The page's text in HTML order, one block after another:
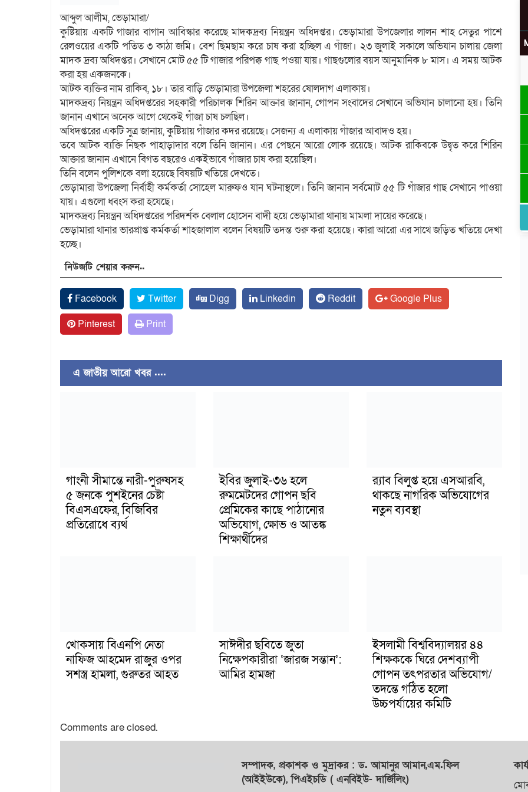
আব্দুল আলীম, ভেড়ামারা/
কুষ্টিয়ায় একটি গাজার বাগান আবিস্কার করেছে মাদকদ্রব্য নিয়ন্ত্রন অধিদপ্তর। ভেড়ামারা উপজেলার লালন শাহ সেতুর পাশে
রেলওয়ের একটি পতিত ৩ কাঠা জমি। বেশ ছিমছাম করে চাষ করা হচ্ছিল এ গাঁজা। ২৩ জুলাই সকালে অভিযান চালায় জেলা
মাদক দ্রব্য অধিদপ্তর। সেখানে মোট ৫৫ টি গাজার পরিপক্ক গাছ পওয়া যায়। গাছগুলোর বয়স আনুমানিক ৮ মাস। এ সময় আটক
করা হয় একজনকে।
আটক ব্যক্তির নাম রাকিব, ১৮। তার বাড়ি ভেড়ামারা উপজেলা শহরের ষোলদাগ এলাকায়।
মাদকদ্রব্য নিয়ন্ত্রন অধিদপ্তরের সহকারী পরিচালক শিরিন আক্তার জানান, গোপন সংবাদের সেখানে অভিযান চালানো হয়। তিনি
জানান এখানে অনেক আগে থেকেই গাঁজা চাষ চলছিল।
অধিদপ্তরের একটি সুত্র জানায়, কুষ্টিয়ায় গাঁজার কদর রয়েছে। সেজন্য এ এলাকায় গাঁজার আবাদও হয়।
তবে আটক ব্যক্তি নিছক পাহাড়াদার বলে তিনি জানান। এর পেছনে আরো লোক রয়েছে। আটক রাকিবকে উদ্বৃত করে শিরিন
আক্তার জানান এখানে বিগত বছরেও একইভাবে গাঁজার চাষ করা হয়েছিল।
তিনি বলেন পুলিশকে বলা হয়েছে বিষয়টি খতিয়ে দেখতে।
ভেড়ামারা উপজেলা নির্বাহী কর্মকর্তা সোহেল মারুফও যান ঘটনাস্থলে। তিনি জানান সর্বমোট ৫৫ টি গাঁজার গাছ সেখানে পাওয়া
যায়। এগুলো ধবংস করা হযেছে।
মাদকদ্রব্য নিয়ন্ত্রন অধিদপ্তরের পরিদর্শক বেলাল হোসেন বাদী হয়ে ভেড়ামারা থানায় মামলা দায়ের করেছে।
ভেড়ামারা থানার ভারপ্রাপ্ত কর্মকর্তা শাহজালাল বলেন বিষয়টি তদন্ত শুরু করা হয়েছে। কারা আরো এর সাথে জড়িত খতিয়ে দেখা
হচ্ছে।
নিউজটি শেয়ার করুন..
Facebook Twitter Digg Linkedin Reddit
Google Plus
Pinterest
Print
এ জাতীয় আরো খবর ....
গাংনী সীমান্তে নারী-পুরুষসহ
৫ জনকে পুশইনের চেষ্টা
বিএসএফের, বিজিবির
প্রতিরোধে ব্যর্থ
ইবির জুলাই-৩৬ হলে
রুমমেটদের গোপন ছবি
প্রেমিকের কাছে পাঠানোর
অভিযোগ, ক্ষোভ ও আতঙ্ক
শিক্ষার্থীদের
র‍্যাব বিলুপ্ত হয়ে এসআরবি,
থাকছে নাগরিক অভিযোগের
নতুন ব্যবস্থা
খোকসায় বিএনপি নেতা
নাফিজ আহমেদ রাজুর ওপর
সশস্ত্র হামলা, গুরুতর আহত
সাঈদীর ছবিতে জুতা
নিক্ষেপকারীরা ‘জারজ সন্তান’:
আমির হামজা
ইসলামী বিশ্ববিদ্যালয়র ৪৪
শিক্ষককে ঘিরে দেশব্যাপী
গোপন তৎপরতার অভিযোগ/
তদন্তে গঠিত হলো
উচ্চপর্যায়ের কমিটি
Comments are closed.
সম্পাদক, প্রকাশকওমুদ্রাকর: ড. আমানুর আমান,এম.ফিল
(আইইউকে), পিএইচডি ( এনবিইউ- দার্জিলিং)